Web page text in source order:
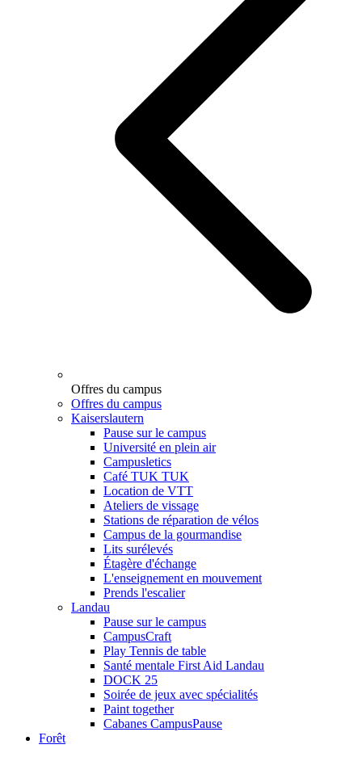
Offres du campus
Offres du campus
Kaiserslautern
Pause sur le campus
Université en plein air
Campusletics
Café TUK TUK
Location de VTT
Ateliers de vissage
Stations de réparation de vélos
Campus de la gourmandise
Lits surélevés
Étagère d'échange
L'enseignement en mouvement
Prends l'escalier
Landau
Pause sur le campus
CampusCraft
Play Tennis de table
Santé mentale First Aid Landau
DOCK 25
Soirée de jeux avec spécialités
Paint together
Cabanes CampusPause
Forêt